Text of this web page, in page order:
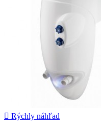
 Rýchly náhľad